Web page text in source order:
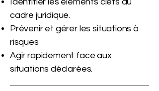
cadre juridique.
Prévenir et gérer les situations à
risques
Agir rapidement face aux
situations déclarées.